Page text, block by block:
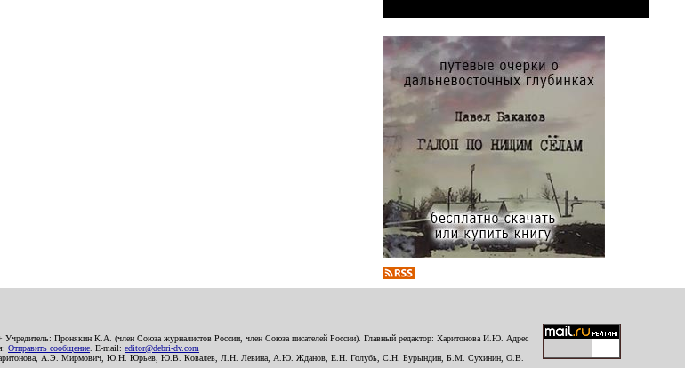
Учредитель: Пронякин К.А. (член Союза журналистов России, член Союза писателей России). Главный редактор: Харитонова И.Ю. Адрес
Отправить сообщение . E-mail: editor@debri-dv.com
Харитонова, А.Э. Мирмович, Ю.Н. Юрьев, Ю.В. Ковалев, Л.Н. Левина, А.Ю. Жданов, Е.Н. Голубь, С.Н. Бурындин, Б.М. Сухинин, О.В.